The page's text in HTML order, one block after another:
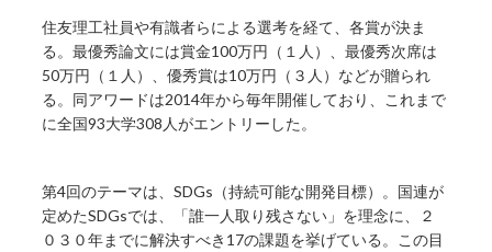
住友理工社員や有識者らによる選考を経て、各賞が決ま
る。最優秀論文には賞金100万円（１人）、最優秀次席は
50万円（１人）、優秀賞は10万円（３人）などが贈られ
る。同アワードは2014年から毎年開催しており、これまで
に全国93大学308人がエントリーした。
第4回のテーマは、SDGs（持続可能な開発目標）。国連が
定めたSDGsでは、「誰一人取り残さない」を理念に、２
０３０年までに解決すべき17の課題を挙げている。この目